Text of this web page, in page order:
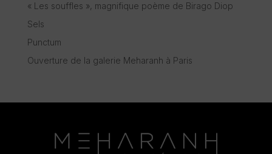
« Les souffles », magnifique poème de Birago Diop
Sels
Punctum
Ouverture de la galerie Meharanh à Paris